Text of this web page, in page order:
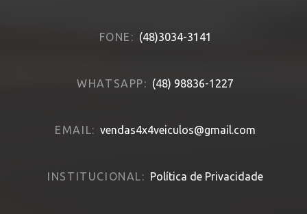
FONE: (48)3034-3141
WHATSAPP: (48) 98836-1227
EMAIL: vendas4x4veiculos@gmail.com
INSTITUCIONAL: Política de Privacidade